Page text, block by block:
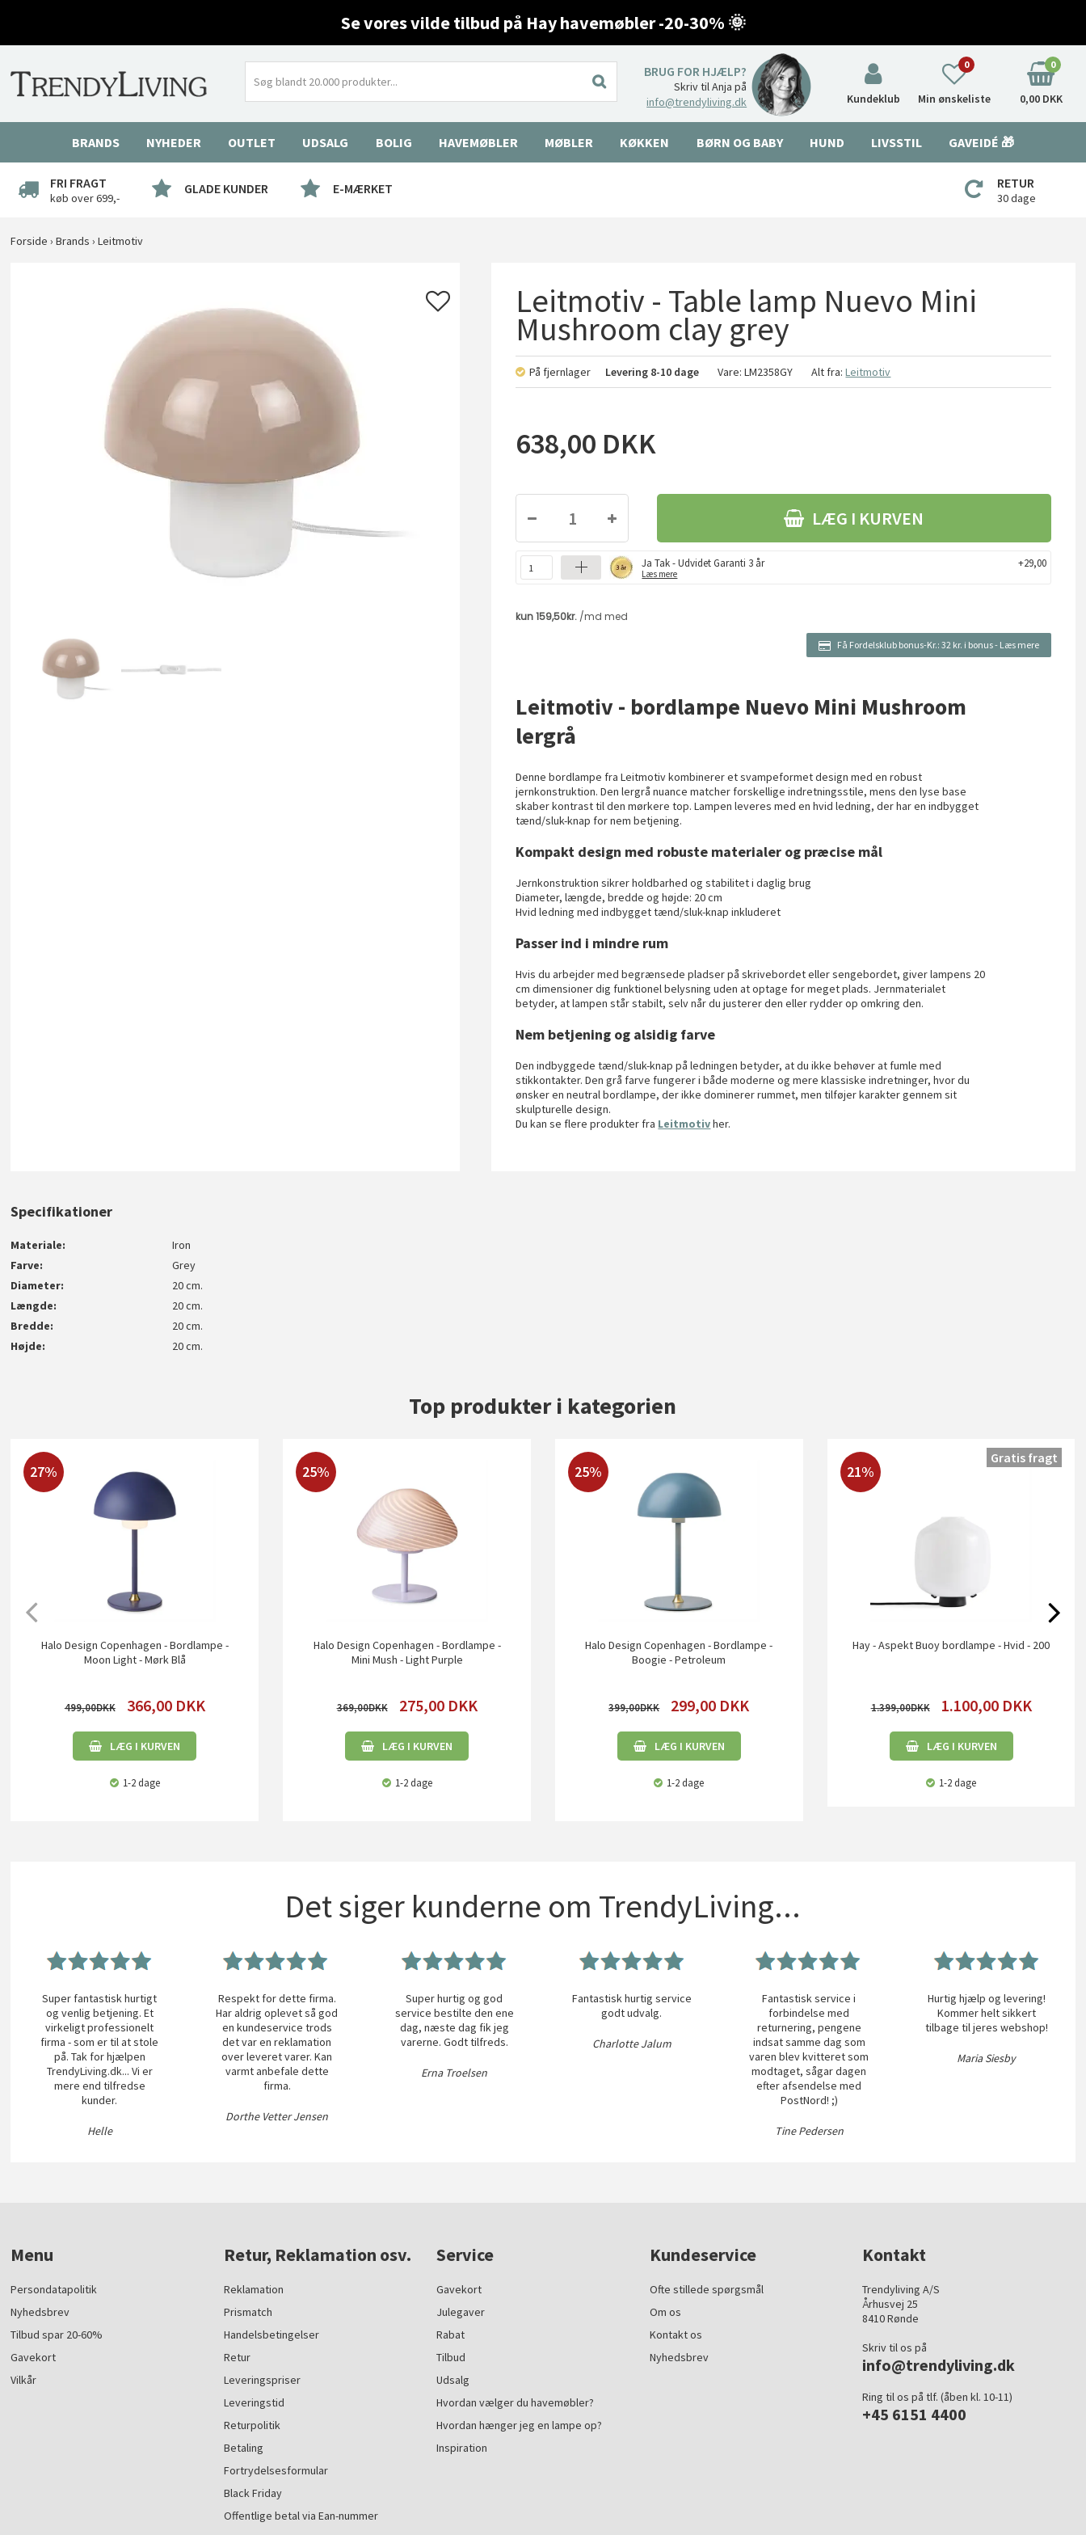
Se vores vilde tilbud på Hay havemøbler -20-30% 🌞
BRUG FOR HJÆLP?
Skriv til Anja på
info@trendyliving.dk
Kundeklub Min ønskeliste
0 0
0,00 DKK
BRANDS NYHEDER OUTLET UDSALG BOLIG HAVEMØBLER MØBLER KØKKEN BØRN OG BABY HUND LIVSSTIL GAVEIDÉ 🎁
FRI FRAGT
køb over 699,-
GLADE KUNDER E-MÆRKET RETUR
30 dage
Forside ›Brands ›Leitmotiv
Leitmotiv - Table lamp Nuevo Mini
Mushroom clay grey
På fjernlager Levering 8-10 dage Vare:LM2358GY Alt fra:Leitmotiv
638,00 DKK
LÆG I KURVEN
Ja Tak - Udvidet Garanti 3 år
Læs mere
+29,00
Få Fordelsklub bonus-Kr.: 32 kr. i bonus- Læs mere
Leitmotiv - bordlampe Nuevo Mini Mushroom
lergrå
Denne bordlampe fra Leitmotiv kombinerer et svampeformet design med en robust
jernkonstruktion. Den lergrå nuance matcher forskellige indretningsstile, mens den lyse base
skaber kontrast til den mørkere top. Lampen leveres med en hvid ledning, der har en indbygget
tænd/sluk-knap for nem betjening.
Kompakt design med robuste materialer og præcise mål
Jernkonstruktion sikrer holdbarhed og stabilitet i daglig brug
Diameter, længde, bredde og højde: 20 cm
Hvid ledning med indbygget tænd/sluk-knap inkluderet
Passer ind i mindre rum
Hvis du arbejder med begrænsede pladser på skrivebordet eller sengebordet, giver lampens 20
cm dimensioner dig funktionel belysning uden at optage for meget plads. Jernmaterialet
betyder, at lampen står stabilt, selv når du justerer den eller rydder op omkring den.
Nem betjening og alsidig farve
Den indbyggede tænd/sluk-knap på ledningen betyder, at du ikke behøver at fumle med
stikkontakter. Den grå farve fungerer i både moderne og mere klassiske indretninger, hvor du
ønsker en neutral bordlampe, der ikke dominerer rummet, men tilføjer karakter gennem sit
skulpturelle design.
Du kan se flere produkter fra Leitmotivher.
Specifikationer
Materiale
Iron
Farve
Grey
Diameter
20 cm.
Længde
20 cm.
Bredde
20 cm.
Højde
20 cm.
Top produkter i kategorien
27%
Halo Design Copenhagen - Bordlampe -
Moon Light - Mørk Blå
499,00 366,00 DKK
LÆG I KURVEN
1-2 dage
25%
Halo Design Copenhagen - Bordlampe -
Mini Mush - Light Purple
369,00 275,00 DKK
LÆG I KURVEN
1-2 dage
25%
Halo Design Copenhagen - Bordlampe -
Boogie - Petroleum
399,00 299,00 DKK
LÆG I KURVEN
1-2 dage
21%
Hay - Aspekt Buoy bordlampe - Hvid - 200
1.399,00 1.100,00 DKK
LÆG I KURVEN
1-2 dage
Gratis fragt
Det siger kunderne om TrendyLiving...
Super fantastisk hurtigt
og venlig betjening. Et
virkeligt professionelt
firma - som er til at stole
på. Tak for hjælpen
TrendyLiving.dk... Vi er
mere end tilfredse
kunder.
Helle
Respekt for dette firma.
Har aldrig oplevet så god
en kundeservice trods
det var en reklamation
over leveret varer. Kan
varmt anbefale dette
firma.
Dorthe Vetter Jensen
Super hurtig og god
service bestilte den ene
dag, næste dag fik jeg
varerne. Godt tilfreds.
Erna Troelsen
Fantastisk hurtig service
godt udvalg.
Charlotte Jalum
Fantastisk service i
forbindelse med
returnering, pengene
indsat samme dag som
varen blev kvitteret som
modtaget, sågar dagen
efter afsendelse med
PostNord! ;)
Tine Pedersen
Hurtig hjælp og levering!
Kommer helt sikkert
tilbage til jeres webshop!
Maria Siesby
Menu
Persondatapolitik
Nyhedsbrev
Tilbud spar 20-60%
Gavekort
Vilkår
Retur, Reklamation osv.
Reklamation
Prismatch
Handelsbetingelser
Retur
Leveringspriser
Leveringstid
Returpolitik
Betaling
Fortrydelsesformular
Black Friday
Offentlige betal via Ean-nummer
Service
Gavekort
Julegaver
Rabat
Tilbud
Udsalg
Hvordan vælger du havemøbler?
Hvordan hænger jeg en lampe op?
Inspiration
Kundeservice
Ofte stillede spørgsmål
Om os
Kontakt os
Nyhedsbrev
Kontakt
Trendyliving A/S
Århusvej 25
8410 Rønde
Skriv til os på
info@trendyliving.dk
Ring til os på tlf. (åben kl. 10-11)
+45 6151 4400